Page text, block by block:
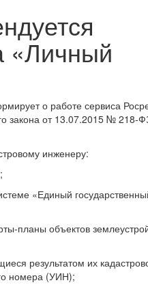
«Личный
о работе сервиса
закона от 13.07.2015 № 218-
инженеру:
«Единый
планы объектов
результатом их
номера (УИН);